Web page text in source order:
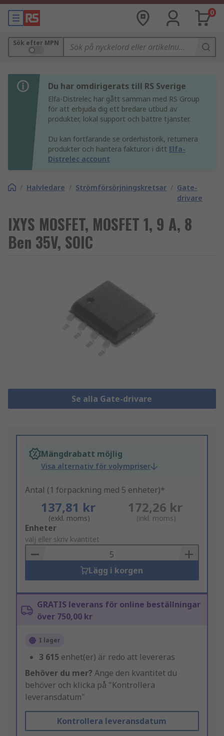
0
Sök efter MPN
Du har omdirigerats till RS Sverige
Elfa-Distrelec har gått samman med RS Group
för att erbjuda dig ett bredare utbud av
produkter, lokal support och bättre tjänster.
Du kan fortfarande se orderhistorik, returnera
produkter och hantera fakturor i ditt Elfa-
Distrelec account
/ Halvledare / Strömförsörjningskretsar / Gate-
drivare
IXYS MOSFET, MOSFET 1, 9 A, 8
Ben 35V, SOIC
Se alla Gate-drivare
Mängdrabatt möjlig
Visa alternativ för volympriser
Antal (1 förpackning med 5 enheter)*
137,81 kr
(exkl. moms)
172,26 kr
(inkl. moms)
Add
to
Basket
Enheter
välj eller skriv kvantitet
Lägg i korgen
GRATIS leverans för online beställningar
över 750,00 kr
I lager
3 615 enhet(er) är redo att levereras
Behöver du mer? Ange den kvantitet du
behöver och klicka på "Kontrollera
leveransdatum"
Kontrollera leveransdatum